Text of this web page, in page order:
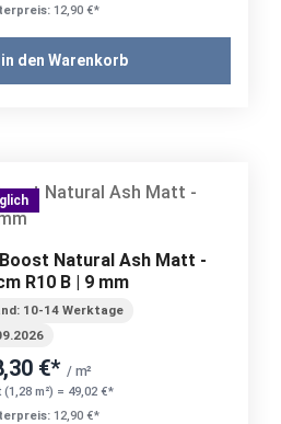
12,90 €*
den Warenkorb
Natural Ash Matt -
R10 B | 9 mm
10-14 Werktage
€* / m²
(1,28 m²) = 49,02 €*
12,90 €*